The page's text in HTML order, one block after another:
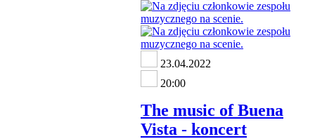
23.04.2022
20:00
The music of Buena
Vista - koncert